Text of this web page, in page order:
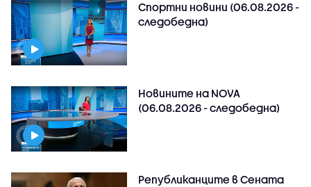
Спортни новини (06.08.2026 -
следобедна)
Новините на NOVA
(06.08.2026 - следобедна)
Републиканците в Сената